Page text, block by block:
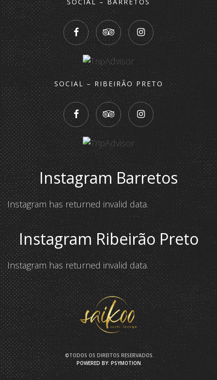
SOCIAL – RIBEIRÃO PRETO
Instagram Barretos
Instagram has returned invalid data.
Instagram Ribeirão Preto
Instagram has returned invalid data.
©TODOS OS DIREITOS RESERVADOS
POWERED BY: PSYMOTION